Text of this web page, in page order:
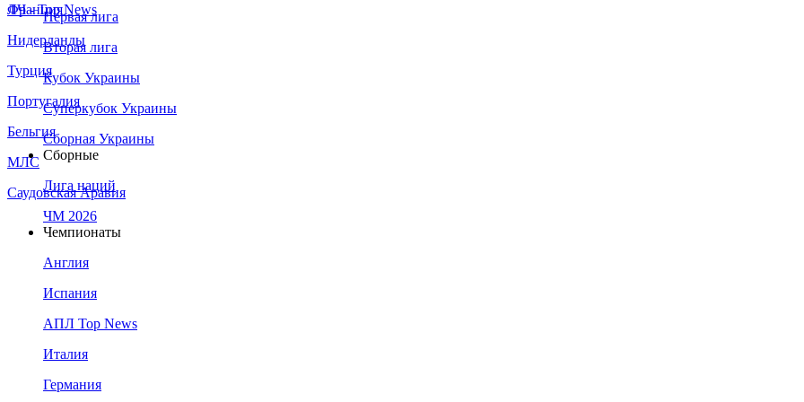
Франция
Нидерланды
Турция
Португалия
Бельгия
МЛС
Саудовская Аравия
ЛЧ - Top News
Первая лига
Вторая лига
Кубок Украины
Суперкубок Украины
Сборная Украины
Сборные
Лига наций
ЧМ 2026
Чемпионаты
Англия
Испания
АПЛ Top News
Италия
Германия